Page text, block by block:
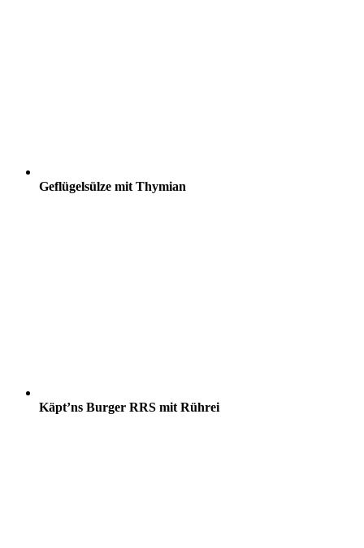
Geflügelsülze mit Thymian
Käpt’ns Burger RRS mit Rührei